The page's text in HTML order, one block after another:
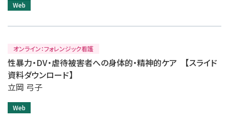
Web
オンライン：フォレンジック看護
性暴力・DV・虐待被害者への身体的・精神的ケア 【スライド
資料ダウンロード】
立岡 弓子
Web